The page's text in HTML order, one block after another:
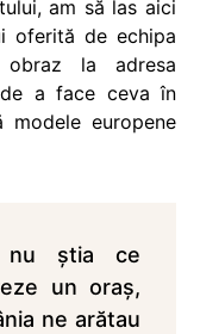
am să las aici
oferită de echipa
la adresa
de a face ceva în
modele europene
nu ştia ce
un oraş,
ne arătau